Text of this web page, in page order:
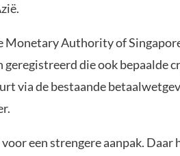
Monetary Authority of
die ook bepaalde
via de bestaande
een strengere aanpak. Daar